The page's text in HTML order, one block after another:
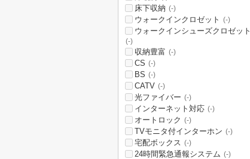
床下収納 (-)
ウォークインクロゼット (-)
ウォークインシューズクロゼット
(-)
収納豊富 (-)
CS (-)
BS (-)
CATV (-)
光ファイバー (-)
インターネット対応 (-)
オートロック (-)
TVモニタ付インターホン (-)
宅配ボックス (-)
24時間緊急通報システム (-)